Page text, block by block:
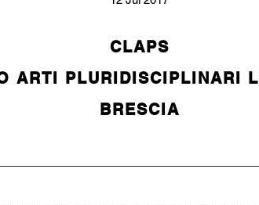
CLAPS
ARTI PLURIDISCIPLINARI
BRESCIA